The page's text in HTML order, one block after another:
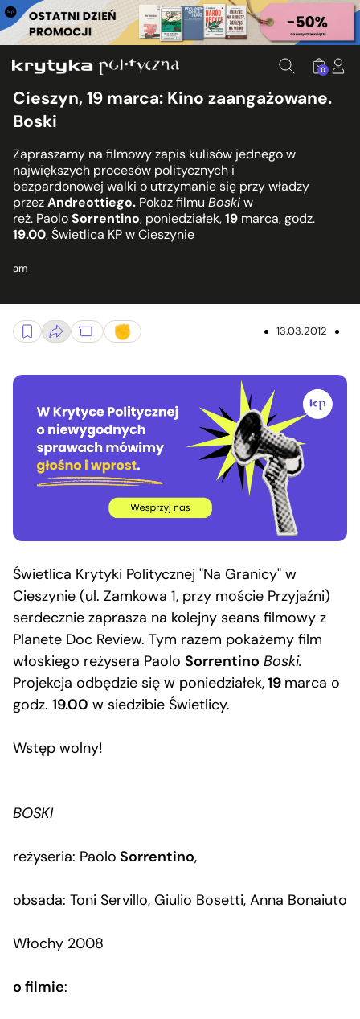
0
Cieszyn, 19 marca: Kino zaangażowane.
Boski
Zapraszamy na filmowy zapis kulisów jednego w
największych procesów politycznych i
bezpardonowej walki o utrzymanie się przy władzy
przezAndreottiego. Pokaz filmu Boskiw
reż. PaoloSorrentino, poniedziałek,19 marca, godz.
19.00, Świetlica KP w Cieszynie
am
13.03.2012
Świetlica Krytyki Politycznej "Na Granicy" w
Cieszynie (ul. Zamkowa 1, przy moście Przyjaźni)
serdecznie zaprasza na kolejny seans filmowy z
Planete Doc Review. Tym razem pokażemy film
włoskiego reżysera Paolo Sorrentino Boski.
Projekcja odbędzie się w poniedziałek,19 marca o
godz. 19.00 w siedzibie Świetlicy.
Wstęp wolny!
BOSKI
reżyseria: Paolo Sorrentino,
obsada: Toni Servillo, Giulio Bosetti, Anna Bonaiuto
Włochy 2008
o filmie: